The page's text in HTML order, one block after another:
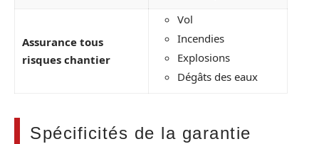
Assurance tous
risques chantier
Vol
Incendies
Explosions
Dégâts des eaux
Spécificités de la garantie